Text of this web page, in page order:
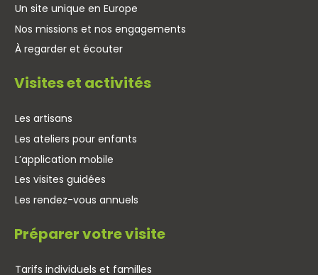
Un site unique en Europe
Nos missions et nos engagements
À regarder et écouter
Visites et activités
Les artisans
Les ateliers pour enfants
L’application mobile
Les visites guidées
Les rendez-vous annuels
Préparer votre visite
Tarifs individuels et familles